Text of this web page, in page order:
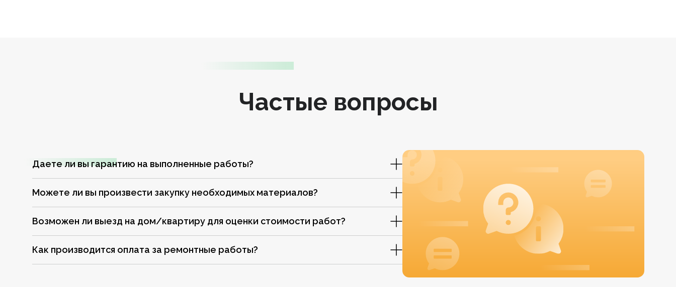
Частые вопросы
Даете ли вы гарантию на выполненные работы?
Можете ли вы произвести закупку необходимых материалов?
Возможен ли выезд на дом/квартиру для оценки стоимости работ?
Как производится оплата за ремонтные работы?